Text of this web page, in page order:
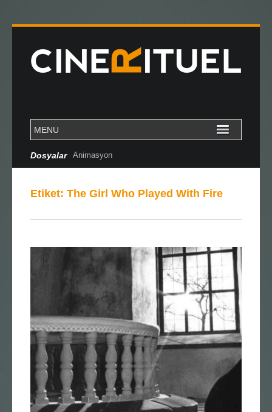
Dosyalar Animasyon
Etiket: The Girl Who Played With Fire